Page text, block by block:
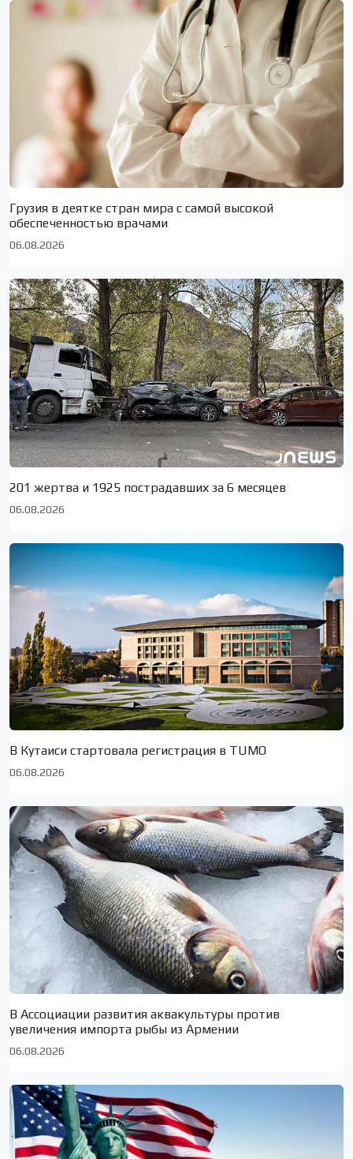
Грузия в деятке стран мира с самой высокой
обеспеченностью врачами
06.08.2026
201 жертва и 1925 пострадавших за 6 месяцев
06.08.2026
В Кутаиси стартовала регистрация в TUMO
06.08.2026
В Ассоциации развития аквакультуры против
увеличения импорта рыбы из Армении
06.08.2026